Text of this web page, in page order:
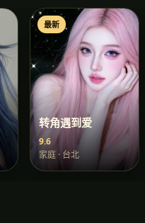
最新
转角遇到爱
9.6
家庭 · 台北